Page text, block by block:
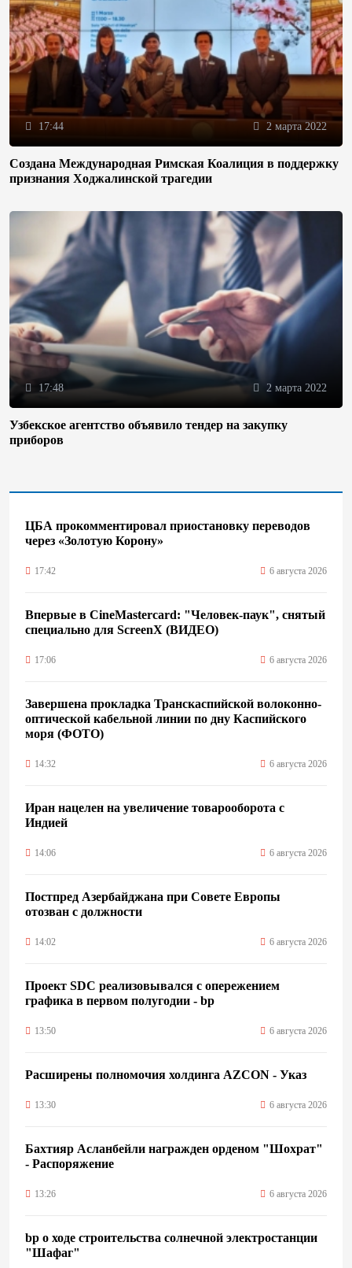
17:44 2 марта 2022
Создана Международная Римская Коалиция в поддержку
признания Ходжалинской трагедии
17:48 2 марта 2022
Узбекское агентство объявило тендер на закупку
приборов
ЦБА прокомментировал приостановку переводов
через «Золотую Корону»
17:42 6 августа 2026
Впервые в CineMastercard: "Человек-паук", снятый
специально для ScreenX (ВИДЕО)
17:06 6 августа 2026
Завершена прокладка Транскаспийской волоконно-
оптической кабельной линии по дну Каспийского
моря (ФОТО)
14:32 6 августа 2026
Иран нацелен на увеличение товарооборота с
Индией
14:06 6 августа 2026
Постпред Азербайджана при Совете Европы
отозван с должности
14:02 6 августа 2026
Проект SDC реализовывался с опережением
графика в первом полугодии - bp
13:50 6 августа 2026
Расширены полномочия холдинга AZCON - Указ
13:30 6 августа 2026
Бахтияр Асланбейли награжден орденом "Шохрат"
- Распоряжение
13:26 6 августа 2026
bp о ходе строительства солнечной электростанции
"Шафаг"